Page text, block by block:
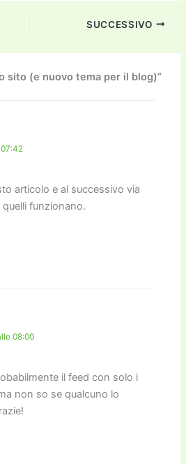
d
o
n
a
m
p
y
Li
n
k
k
e
dI
n
n
di
vi
di
SUCCESSIVO
sito (e nuovo tema per il blog)”
articolo e al successivo via
funzionano.
08:00
il feed con solo i
non so se qualcuno lo